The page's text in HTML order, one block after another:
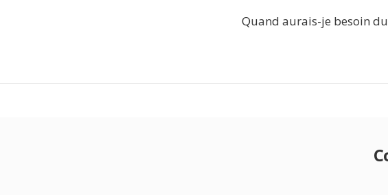
Quand aurais-je besoin du